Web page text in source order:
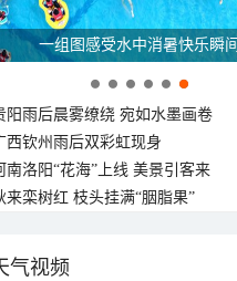
一组图感受水中消暑快乐瞬间
阳雨后晨雾缭绕 宛如水墨画卷
西钦州雨后双彩虹现身
南洛阳“花海”上线 美景引客来
来栾树红 枝头挂满“胭脂果”
气视频